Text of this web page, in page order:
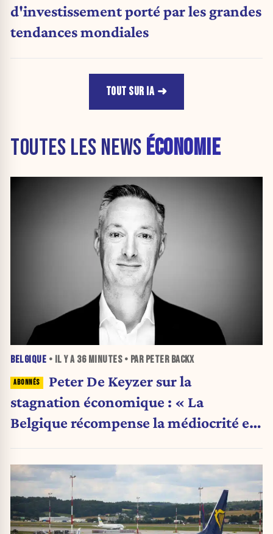
d'investissement porté par les grandes
tendances mondiales
TOUT SUR IA
TOUTES LES NEWS ÉCONOMIE
BELGIQUE • IL Y A 36 MINUTES• PAR PETER BACKX
Peter De Keyzer sur la
stagnation économique : « La
Belgique récompense la médiocrité et